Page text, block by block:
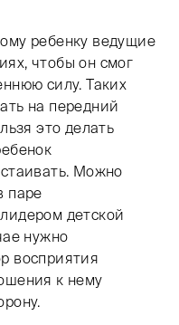
ребенку ведущие
чтобы он смог
силу. Таких
на передний
это делать
Можно
паре
детской
нужно
восприятия
к нему